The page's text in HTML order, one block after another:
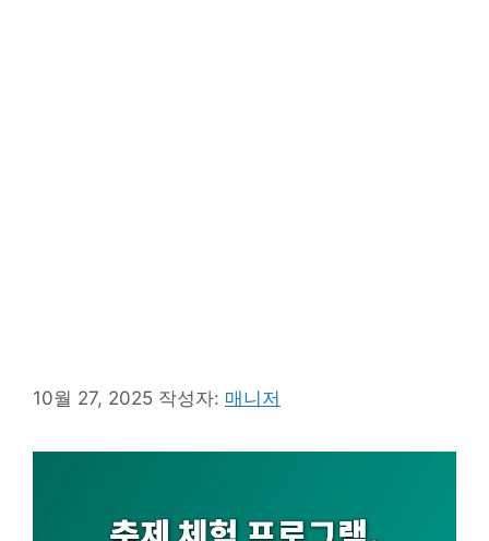
10월 27, 2025 작성자: 매니저